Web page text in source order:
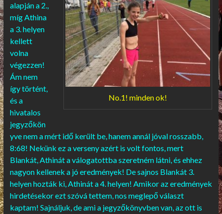
No.1! minden ok!
alapján a 2.,
míg Athina
a 3. helyen
kellett
volna
végezzen!
Ám nem
így történt,
és a
hivatalos
jegyzőkön
yve nem a mért idő került be, hanem annál jóval rosszabb,
8:68! Nekünk ez a verseny azért is volt fontos, mert
Blankát, Athinát a válogatottba szeretném látni, és ehhez
nagyon kellenek a jó eredmények! De sajnos Blankát 3.
helyen hozták ki, Athinát a 4. helyen! Amikor az eredmények
hirdetésekor ezt szóvá tettem, nos meglepő választ
kaptam! Sajnáljuk, de ami a jegyzőkönyvben van, az ott is